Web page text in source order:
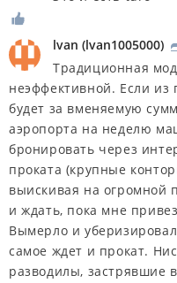
lvan (lvan1005000)
Традиционная
неэффективной. Если
будет за вменяемую
аэропорта на неделю
бронировать через
проката (крупные
выискивая на огромной
и ждать, пока мне
Вымерло и
самое ждет и прокат.
разводилы, застрявшие